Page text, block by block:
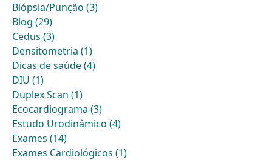
Biópsia/Punção (3)
Blog (29)
Cedus (3)
Densitometria (1)
Dicas de saúde (4)
DIU (1)
Duplex Scan (1)
Ecocardiograma (3)
Estudo Urodinâmico (4)
Exames (14)
Exames Cardiológicos (1)